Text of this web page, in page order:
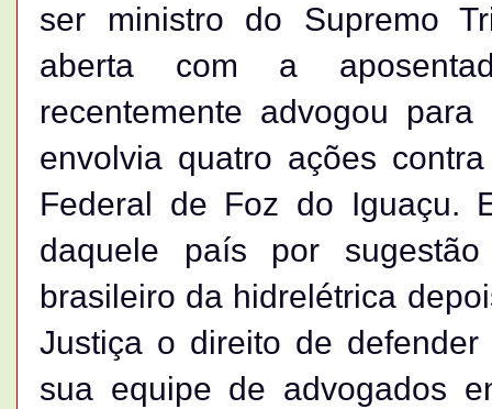
ser ministro do Supremo
aberta com a
recentemente advogou
envolvia quatro ações
Federal de Foz do Iguaçu.
daquele país por
brasileiro da hidrelétrica
Justiça o direito de
sua equipe de advogados